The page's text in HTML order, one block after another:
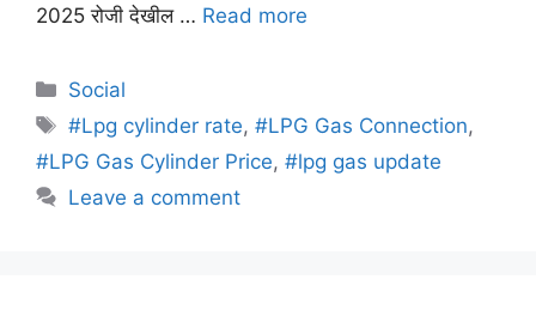
2025 रोजी देखील … Read more
Categories
Social
Tags
#Lpg cylinder rate,#LPG Gas Connection,
#LPG Gas Cylinder Price, #lpg gas update
Leave a comment